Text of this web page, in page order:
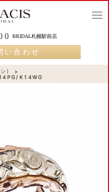
BRIDAL札幌駅前店
い合わせ
)
K14WG